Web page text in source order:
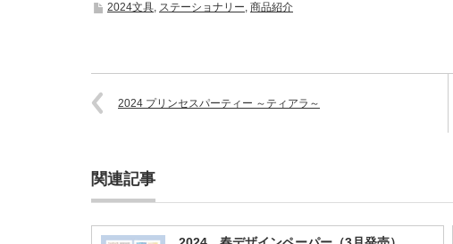
2024文具, ステーショナリー, 商品紹介
2024 プリンセスパーティー ～ティアラ～
関連記事